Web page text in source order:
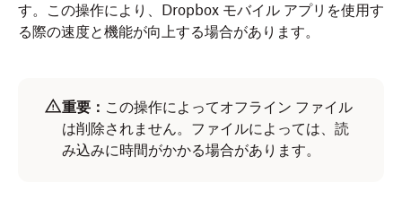
す。この操作により、Dropbox モバイル アプリを使用す
る際の速度と機能が向上する場合があります。
重要： この操作によってオフライン ファイル
は削除されません。ファイルによっては、読
み込みに時間がかかる場合があります。